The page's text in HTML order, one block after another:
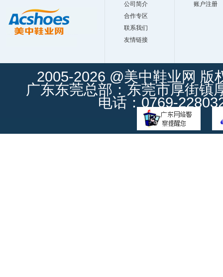
公司简介
合作专区
联系我们
友情链接
账户注册
2005-2026 @美中鞋业网 版
广东东莞总部：东莞市厚街镇
电话：0769-